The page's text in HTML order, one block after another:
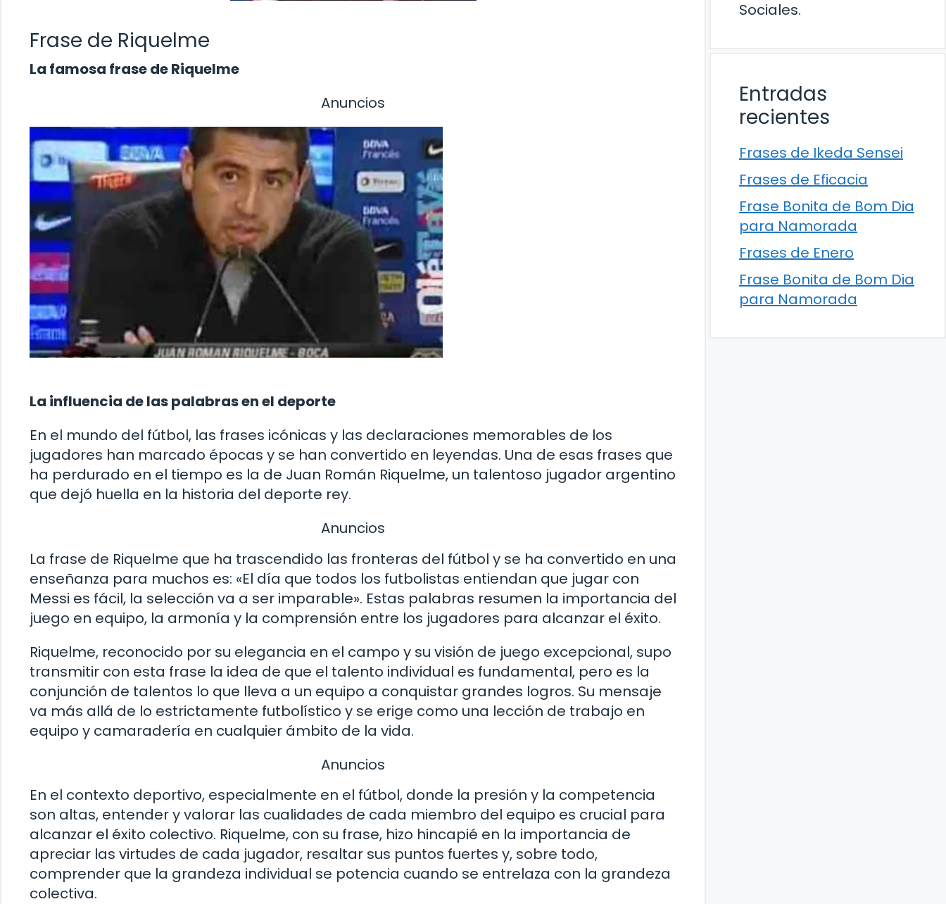
Frase de Riquelme
La famosa frase de Riquelme
Anuncios
La influencia de las palabras en el deporte
En el mundo del fútbol, las frases icónicas y las declaraciones memorables de los
jugadores han marcado épocas y se han convertido en leyendas. Una de esas frases que
ha perdurado en el tiempo es la de Juan Román Riquelme, un talentoso jugador argentino
que dejó huella en la historia del deporte rey.
Anuncios
La frase de Riquelme que ha trascendido las fronteras del fútbol y se ha convertido en una
enseñanza para muchos es: «El día que todos los futbolistas entiendan que jugar con
Messi es fácil, la selección va a ser imparable». Estas palabras resumen la importancia del
juego en equipo, la armonía y la comprensión entre los jugadores para alcanzar el éxito.
Riquelme, reconocido por su elegancia en el campo y su visión de juego excepcional, supo
transmitir con esta frase la idea de que el talento individual es fundamental, pero es la
conjunción de talentos lo que lleva a un equipo a conquistar grandes logros. Su mensaje
va más allá de lo estrictamente futbolístico y se erige como una lección de trabajo en
equipo y camaradería en cualquier ámbito de la vida.
Anuncios
En el contexto deportivo, especialmente en el fútbol, donde la presión y la competencia
son altas, entender y valorar las cualidades de cada miembro del equipo es crucial para
alcanzar el éxito colectivo. Riquelme, con su frase, hizo hincapié en la importancia de
apreciar las virtudes de cada jugador, resaltar sus puntos fuertes y, sobre todo,
comprender que la grandeza individual se potencia cuando se entrelaza con la grandeza
colectiva.
Sociales.
Entradas
recientes
Frases de Ikeda Sensei
Frases de Eficacia
Frase Bonita de Bom Dia
para Namorada
Frases de Enero
Frase Bonita de Bom Dia
para Namorada